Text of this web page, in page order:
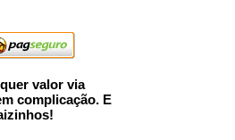
valor via
complicação. E